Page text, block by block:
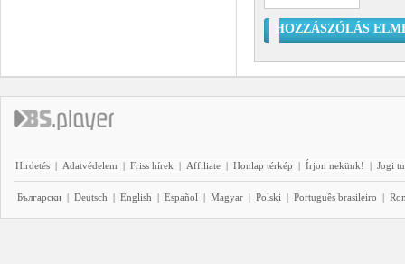
HOZZÁSZÓLÁS
Hirdetés | Adatvédelem | Friss hírek | Affiliate | Honlap térkép | Írjon nekünk! | Jogi
Български | Deutsch | English | Español | Magyar | Polski | Português brasileiro |